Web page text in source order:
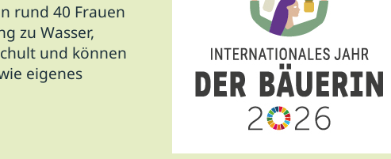
rund 40 Frauen
zu Wasser,
und können
eigenes